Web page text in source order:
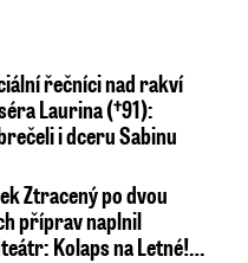
řečníci nad rakví
Laurina (†91):
i dceru Sabinu
Ztracený po dvou
příprav naplnil
Kolaps na Letné!…